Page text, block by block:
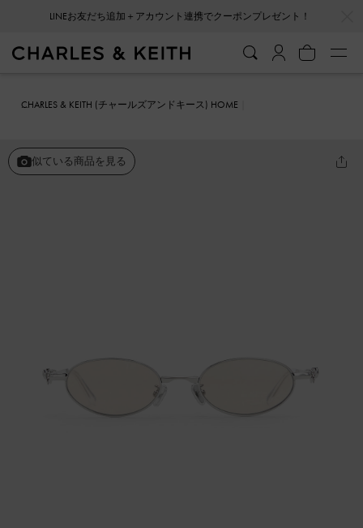
LINEお友だち追加＋アカウント連携でクーポンプレゼント！
CHARLES & KEITH (チャールズアンドキース) HOME
似ている商品を見る